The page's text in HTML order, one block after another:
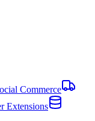
Commerce
Extensions